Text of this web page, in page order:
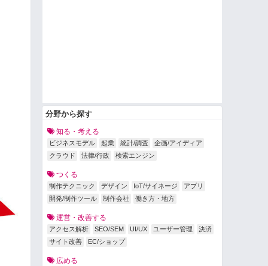
分野から探す
知る・考える
ビジネスモデル 起業 統計/調査
企画/アイディア
クラウド
法律/行政 検索エンジン
つくる
制作テクニック デザイン IoT/サイネージ
アプリ
開発/制作ツール
制作会社 働き方・地方
運営・改善する
アクセス解析 SEO/SEM UI/UX ユーザー管理
決済
サイト改善
EC/ショップ
広める